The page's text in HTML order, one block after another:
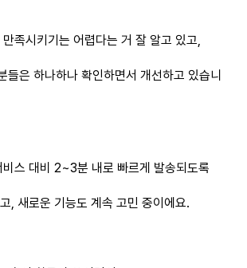
족시키기는 어렵다는 거 잘 알고 있고,
들은 하나하나 확인하면서 개선하고 있습니
스 대비 2~3분 내로 빠르게 발송되도록
, 새로운 기능도 계속 고민 중이에요.